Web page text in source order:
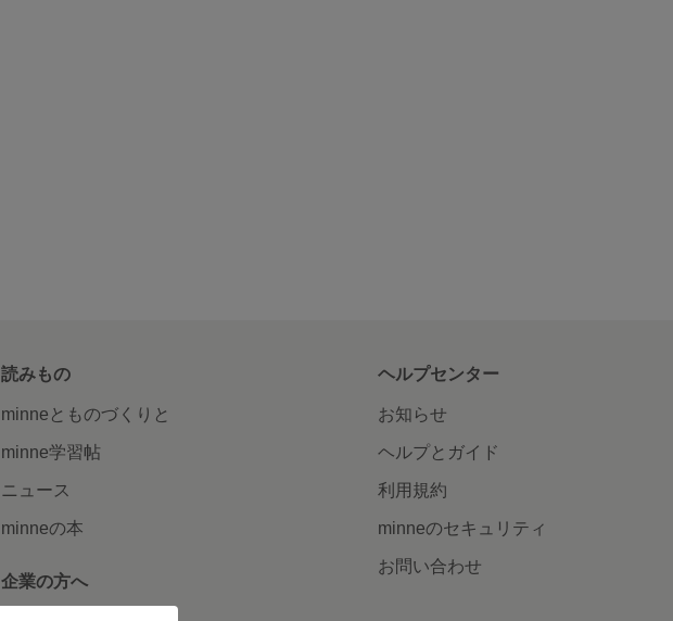
読みもの
minneとものづくりと
minne学習帖
ニュース
minneの本
企業の方へ
ヘルプセンター
お知らせ
ヘルプとガイド
利用規約
minneのセキュリティ
お問い合わせ